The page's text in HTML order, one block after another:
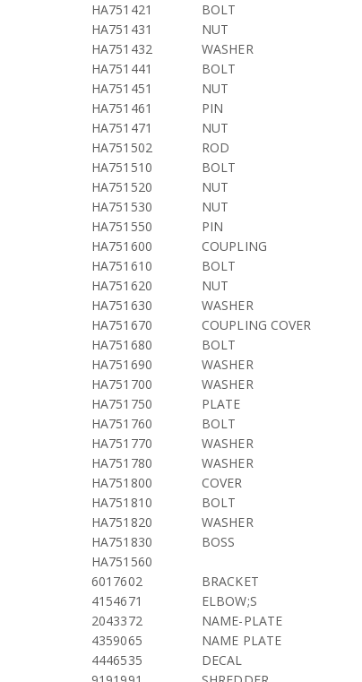
HA751421
BOLT
HA751431
NUT
HA751432
WASHER
HA751441
BOLT
HA751451
NUT
HA751461
PIN
HA751471
NUT
HA751502
ROD
HA751510
BOLT
HA751520
NUT
HA751530
NUT
HA751550
PIN
HA751600
COUPLING
HA751610
BOLT
HA751620
NUT
HA751630
WASHER
HA751670
COUPLING COVER
HA751680
BOLT
HA751690
WASHER
HA751700
WASHER
HA751750
PLATE
HA751760
BOLT
HA751770
WASHER
HA751780
WASHER
HA751800
COVER
HA751810
BOLT
HA751820
WASHER
HA751830
BOSS
HA751560
6017602
BRACKET
4154671
ELBOW;S
2043372
NAME-PLATE
4359065
NAME PLATE
4446535
DECAL